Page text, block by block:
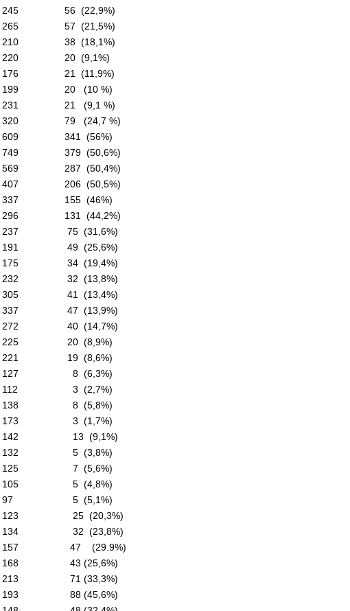
245
56 (22,9%)
265
57 (21,5%)
210
38 (18,1%)
220
20 (9,1%)
176
21 (11,9%)
199
20 (10 %)
231
21 (9,1 %)
320
79 (24,7 %)
609
341 (56%)
749
379 (50,6%)
569
287 (50,4%)
407
206 (50,5%)
337
155 (46%)
296
131 (44,2%)
237
75 (31,6%)
191
49 (25,6%)
175
34 (19,4%)
232
32 (13,8%)
305
41 (13,4%)
337
47 (13,9%)
272
40 (14,7%)
225
20 (8,9%)
221
19 (8,6%)
127
8 (6,3%)
112
3 (2,7%)
138
8 (5,8%)
173
3 (1,7%)
142
13 (9,1%)
132
5 (3,8%)
125
7 (5,6%)
105
5 (4,8%)
97
5 (5,1%)
123
25 (20,3%)
134
32 (23,8%)
157
47 (29.9%)
168
43 (25,6%)
213
71 (33,3%)
193
88 (45,6%)